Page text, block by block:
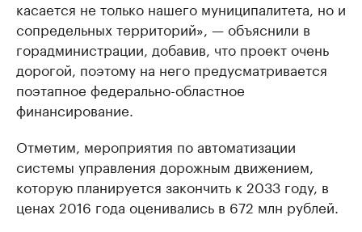
касается не только нашего муниципалитета, но и
сопредельных территорий», — объяснили в
горадминистрации, добавив, что проект очень
дорогой, поэтому на него предусматривается
поэтапное федерально-областное
финансирование.
Отметим, мероприятия по автоматизации
системы управления дорожным движением,
которую планируется закончить к 2033 году, в
ценах 2016 года оценивались в 672 млн рублей.